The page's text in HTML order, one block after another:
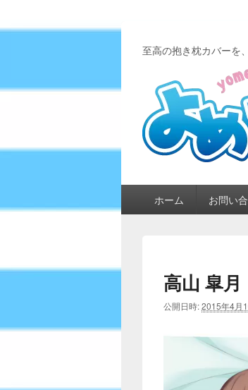
至高の抱き枕カバーを
イ
ュ
ホーム お問い
高山 皐月
公開日時:2015年4月